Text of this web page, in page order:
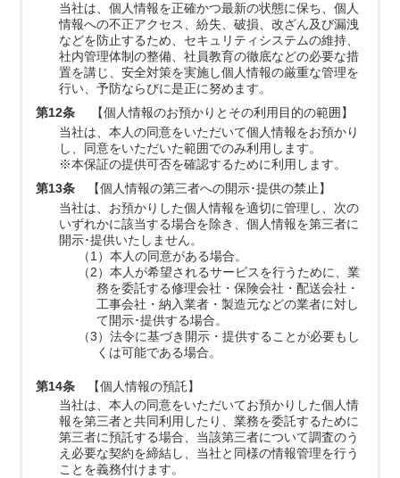
当社は、個人情報を正確かつ最新の状態に保ち、個人
情報への不正アクセス、紛失、破損、改ざん及び漏洩
などを防止するため、セキュリティシステムの維持、
社内管理体制の整備、社員教育の徹底などの必要な措
置を講じ、安全対策を実施し個人情報の厳重な管理を
行い、予防ならびに是正に努めます。
第12条
【個人情報のお預かりとその利用目的の範囲】
当社は、本人の同意をいただいて個人情報をお預かり
し、同意をいただいた範囲でのみ利用します。
※本保証の提供可否を確認するために利用します。
第13条
【個人情報の第三者への開示･提供の禁止】
当社は、お預かりした個人情報を適切に管理し、次の
いずれかに該当する場合を除き、個人情報を第三者に
開示･提供いたしません。
（1）本人の同意がある場合。
（2）本人が希望されるサービスを行うために、業
務を委託する修理会社・保険会社・配送会社・
工事会社・納入業者・製造元などの業者に対し
て開示･提供する場合。
（3）法令に基づき開示・提供することが必要もし
くは可能である場合。
第14条
【個人情報の預託】
当社は、本人の同意をいただいてお預かりした個人情
報を第三者と共同利用したり、業務を委託するために
第三者に預託する場合、当該第三者について調査のう
え必要な契約を締結し、当社と同様の情報管理を行う
ことを義務付けます。